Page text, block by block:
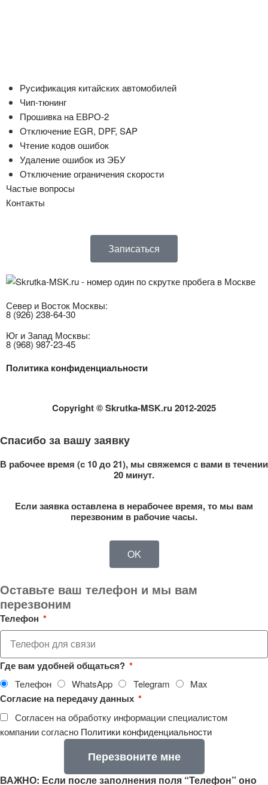
Русификация китайских автомобилей
Чип-тюнинг
Прошивка на ЕВРО-2
Отключение EGR, DPF, SAP
Чтение кодов ошибок
Удаление ошибок из ЭБУ
Отключение ограничения скорости
Частые вопросы
Контакты
Записаться
Север и Восток Москвы:
8 (926) 238-64-30
Юг и Запад Москвы:
8 (968) 987-23-45
Политика конфиденциальности
Copyright© Skrutka-MSK.ru 2012-2025
Спасибо за вашу заявку
В рабочее время (с 10 до 21), мы свяжемся с вами в течении
20 минут.
Если заявка оставлена в нерабочее время, то мы вам
перезвоним в рабочие часы.
OK
Оставьте ваш телефон и мы вам
перезвоним
Телефон
Где вам удобней общаться?
Телефон WhatsApp Telegram Max
Согласие на передачу данных
Согласен на обработку информации специалистом
компании согласно Политики конфиденциальности
Перезвоните мне
ВАЖНО: Если после заполнения поля “Телефон” оно